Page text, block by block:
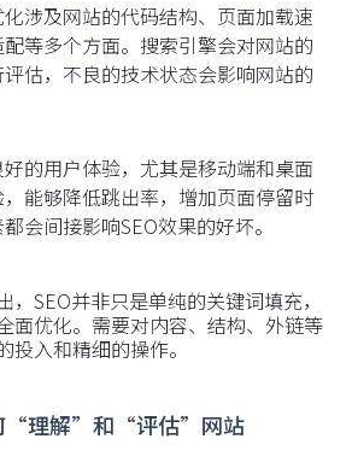
化涉及网站的代码结构、页面加载速
等多个方面。搜索引擎会对网站的
估，不良的技术状态会影响网站的
好的用户体验，尤其是移动端和桌面
能够降低跳出率，增加页面停留时
会间接影响SEO效果的好坏。
，SEO并非只是单纯的关键词填充，
面优化。需要对内容、结构、外链等
投入和精细的操作。
“理解”和“评估”网站